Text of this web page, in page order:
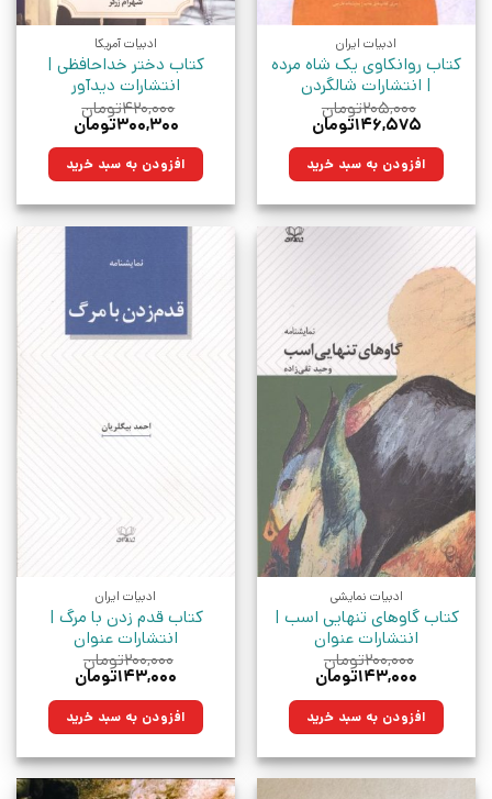
ادبیات ایران
کتاب روانکاوی یک شاه مرده
| انتشارات شالگردن
۲۰۵,۰۰۰تومان
قیمت
۲۰۵,۰۰۰تومان
بود.
۱۴۶,۵۷۵تومان
۱۴۶,۵۷۵تومان.افزودن به سبد خرید
ادبیات آمریکا
کتاب دختر خداحافظی |
انتشارات دیدآور
۴۲۰,۰۰۰تومان
قیمت
۴۲۰,۰۰۰تومان
بود.
۳۰۰,۳۰۰تومان
۳۰۰,۳۰۰تومان.افزودن به سبد خرید
ادبیات نمایشی
کتاب گاوهای تنهایی اسب |
انتشارات عنوان
۲۰۰,۰۰۰تومان
قیمت
۲۰۰,۰۰۰تومان
بود.
۱۴۳,۰۰۰تومان
۱۴۳,۰۰۰تومان.افزودن به سبد خرید
ادبیات ایران
کتاب قدم زدن با مرگ |
انتشارات عنوان
۲۰۰,۰۰۰تومان
قیمت
۲۰۰,۰۰۰تومان
بود.
۱۴۳,۰۰۰تومان
۱۴۳,۰۰۰تومان.افزودن به سبد خرید